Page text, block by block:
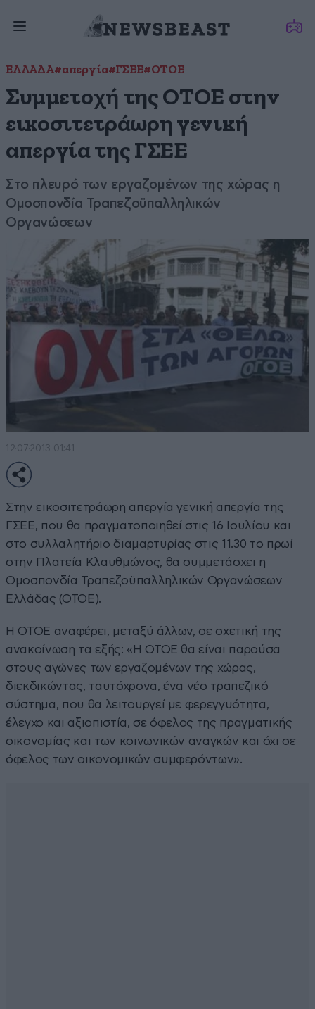
ΕΛΛΑΔΑ#απεργία#ΓΣΕΕ#ΟΤΟΕ
Συμμετοχή της ΟΤΟΕ στην
εικοσιτετράωρη γενική
απεργία της ΓΣΕΕ
Στο πλευρό των εργαζομένων της χώρας η
Ομοσπονδία Τραπεζοϋπαλληλικών
Οργανώσεων
12·07·2013 01:41
Στην εικοσιτετράωρη απεργία γενική απεργία της
ΓΣΕΕ, που θα πραγματοποιηθεί στις 16 Ιουλίου και
στο συλλαλητήριο διαμαρτυρίας στις 11.30 το πρωί
στην Πλατεία Κλαυθμώνος, θα συμμετάσχει η
Ομοσπονδία Τραπεζοϋπαλληλικών Οργανώσεων
Ελλάδας (ΟΤΟΕ).
Η ΟΤΟΕ αναφέρει, μεταξύ άλλων, σε σχετική της
ανακοίνωση τα εξής: «Η ΟΤΟΕ θα είναι παρούσα
στους αγώνες των εργαζομένων της χώρας,
διεκδικώντας, ταυτόχρονα, ένα νέο τραπεζικό
σύστημα, που θα λειτουργεί με φερεγγυότητα,
έλεγχο και αξιοπιστία, σε όφελος της πραγματικής
οικονομίας και των κοινωνικών αναγκών και όχι σε
όφελος των οικονομικών συμφερόντων».